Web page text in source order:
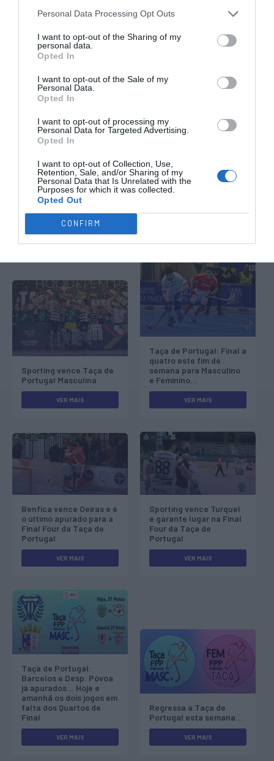
Personal Data Processing Opt Outs
I want to opt-out of the Sharing of my
personal data.
Opted In
I want to opt-out of the Sale of my
Personal Data.
Opted In
I want to opt-out of processing my
Personal Data for Targeted Advertising.
Opted In
I want to opt-out of Collection, Use,
Retention, Sale, and/or Sharing of my
Personal Data that Is Unrelated with the
Purposes for which it was collected.
Opted Out
CONFIRM
Para saber tudo sobre as duas provas da
ligações apensas aos botões abaixo:
TAÇA DE PORTUGAL TAÇA DE PORTUGAL FEMININA
Outras Notícias
Sporting vence Taça de
Portugal Masculina
VER MAIS
Taça de Portugal: Final a
quatro este fim de
semana para Masculino
e Feminino...
VER MAIS
Benfica vence Oeiras e é
o último apurado para a
Final Four da Taça de
Portugal
VER MAIS
Sporting vence Turquel
e garante lugar na Final
Four da Taça de
Portugal
VER MAIS
Taça de Portugal:
Barcelos e Desp. Póvoa
já apurados... Hoje e
amanhã os dois jogos em
falta dos Quartos de
Final
VER MAIS
Regressa a Taça de
Portugal esta semana...
VER MAIS